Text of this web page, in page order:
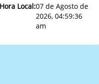
Hora Local:07 de Agosto de
2026, 04:59:36
am